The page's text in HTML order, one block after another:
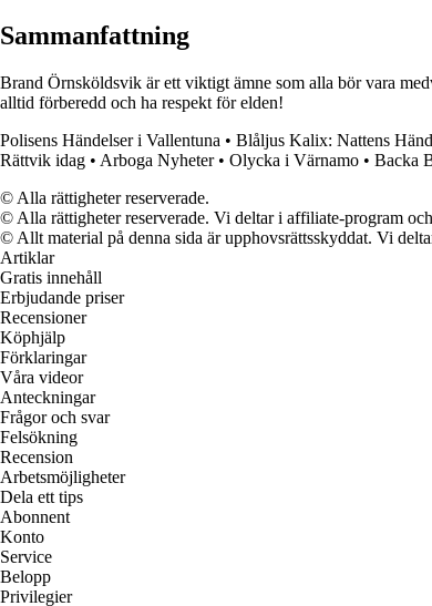
Sammanfattning
Brand Örnsköldsvik är ett viktigt ämne som alla bör vara
alltid förberedd och ha respekt för elden!
Polisens Händelser i Vallentuna • Blåljus Kalix: Nattens
Rättvik idag • Arboga Nyheter• Olycka i Värnamo • Backa
© Alla rättigheter reserverade.
© Alla rättigheter reserverade. Vi deltar i affiliate-program
© Allt material på denna sida är upphovsrättsskyddat. Vi
Artiklar
Gratis innehåll
Erbjudande priser
Recensioner
Köphjälp
Förklaringar
Våra videor
Anteckningar
Frågor och svar
Felsökning
Recension
Arbetsmöjligheter
Dela ett tips
Abonnent
Konto
Service
Belopp
Privilegier